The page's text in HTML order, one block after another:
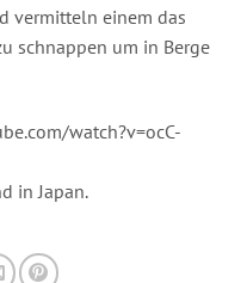
vermitteln einem das
schnappen um in Berge
watch?v=ocC-
in Japan.